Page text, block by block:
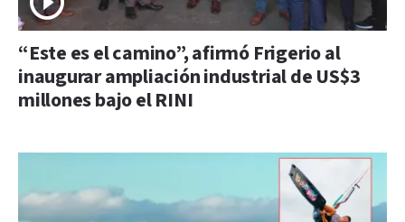
“Este es el camino”, afirmó Frigerio al
inaugurar ampliación industrial de US$3
millones bajo el RINI